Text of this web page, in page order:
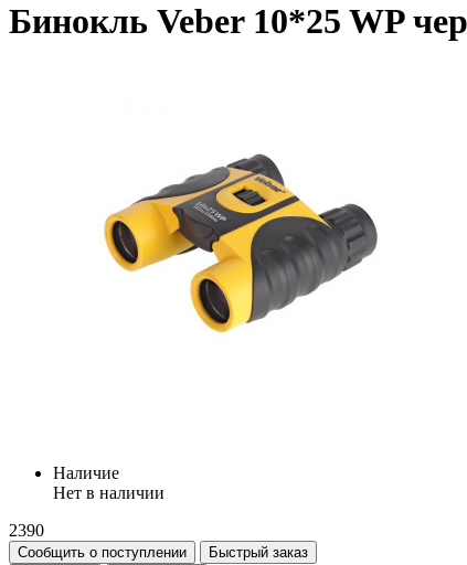
Бинокль Veber 10*25 WP
Наличие
Нет в наличии
2390
Сообщить о поступлении
Быстрый заказ